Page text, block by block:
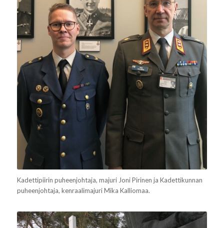
Kadettipiirin puheenjohtaja, majuri Joni Pirinen ja Kadettikunnan
puheenjohtaja, kenraalimajuri Mika Kalliomaa.